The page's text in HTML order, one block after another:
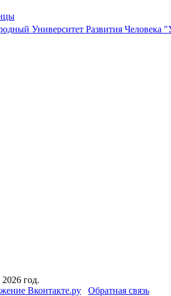
Университет Развития Человека
2026 год.
Вконтакте.ру Обратная связь